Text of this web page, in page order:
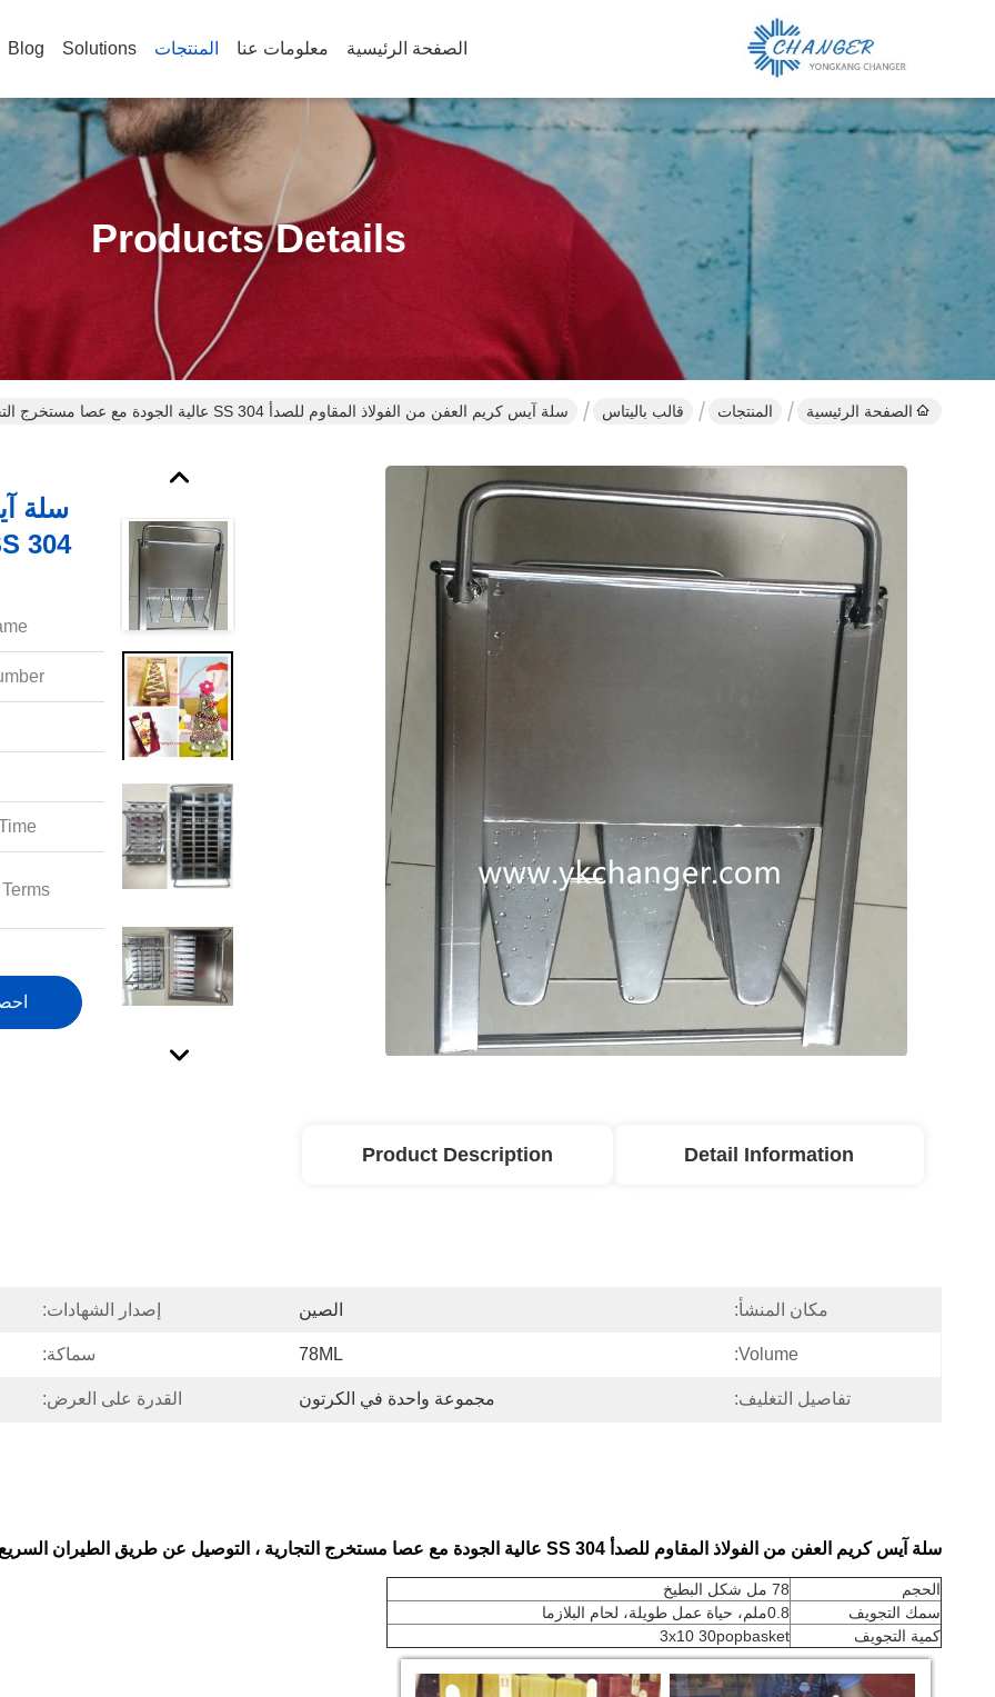
الصفحة الرئيسية معلومات عنا المنتجات Solutions
Blog
Products Details
الصفحة الرئيسية المنتجات قالب باليتاس سلة آيس كريم العفن من الفولاذ المقاوم للصدأ 304 SS عالية الجودة مع عصا مستخرج التجارية
سلة
304 SS عالية الجودة مع عصا مستخرج التجارية
Detail Information
Product Description
مكان المنشأ: الصين إصدار الشهادات:
Volume:
78ML سماكة:
تفاصيل التغليف: مجموعة واحدة في الكرتون القدرة على العرض:
سلة آيس كريم العفن من الفولاذ المقاوم للصدأ 304 SS عالية الجودة مع عصا مستخرج التجارية ، التوصيل عن طريق الطيران السريع، 6 ~ 9 أيام للوصول
الحجم
78 مل شكل البطيخ
سمك التجويف
0.8ملم، حياة عمل طويلة، لحام البلازما
كمية التجويف
3x10 30popbasket